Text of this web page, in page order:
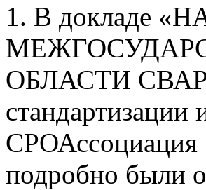
1. В докладе
ОБЛАСТИ
стандартизации
подробно были